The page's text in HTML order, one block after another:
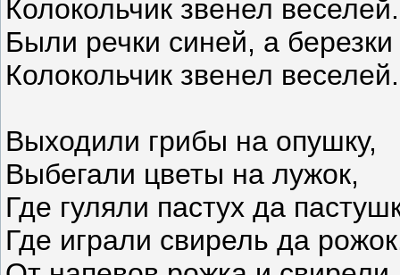
Колокольчик звенел веселей.
Были речки синей, а березки
Колокольчик звенел веселей.
Выходили грибы на опушку,
Выбегали цветы на лужок,
Где гуляли пастух да
Где играли свирель да